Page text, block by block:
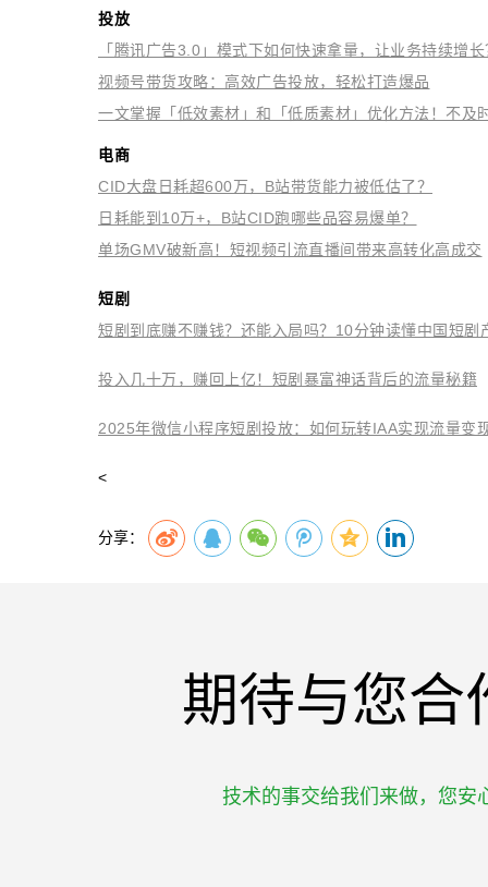
投放
「腾讯广告3.0」模式下如何快速拿量，让业务持续增
视频号带货攻略：高效广告投放，轻松打造爆品
一文掌握「低效素材」和「低质素材」优化方法！不及
电商
CID大盘日耗超600万，B站带货能力被低估了？
日耗能到10万+，B站CID跑哪些品容易爆单？
单场GMV破新高！短视频引流直播间带来高转化高成交
短剧
短剧到底赚不赚钱？还能入局吗？10分钟读懂中国短剧
投入几十万，赚回上亿！短剧暴富神话背后的流量秘籍
2025年微信小程序短剧投放：如何玩转IAA实现流量变
<
分享：
期待与您合
技术的事交给我们来做，您安